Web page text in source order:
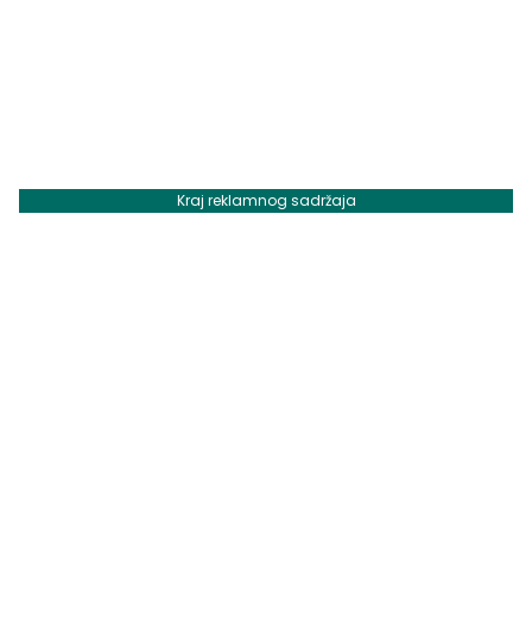
Kraj reklamnog sadržaja